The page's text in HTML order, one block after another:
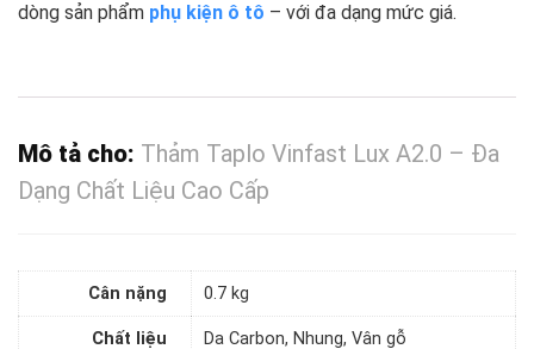
dòng sản phẩm phụ kiện ô tô – với đa dạng mức giá.
Mô tả cho: Thảm Taplo Vinfast Lux A2.0 – Đa
Dạng Chất Liệu Cao Cấp
Cân nặng 0.7 kg
Chất liệu Da Carbon, Nhung, Vân gỗ